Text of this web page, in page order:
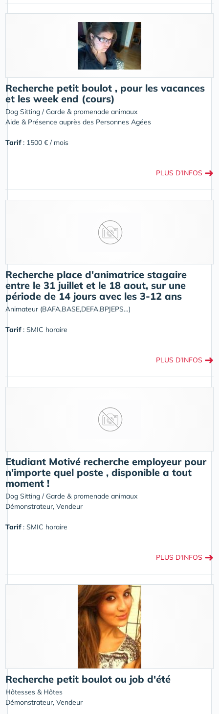
Recherche petit boulot , pour les vacances
et les week end (cours)
Dog Sitting / Garde & promenade animaux
Aide & Présence auprès des Personnes Agées
Tarif: 1500 € / mois
PLUS D'INFOS ➜
Recherche place d'animatrice stagaire
entre le 31 juillet et le 18 aout, sur une
période de 14 jours avec les 3-12 ans
Animateur (BAFA,BASE,DEFA,BPJEPS…)
Tarif: SMIC horaire
PLUS D'INFOS ➜
Etudiant Motivé recherche employeur pour
n'importe quel poste , disponible a tout
moment !
Dog Sitting / Garde & promenade animaux
Démonstrateur, Vendeur
Tarif: SMIC horaire
PLUS D'INFOS ➜
Recherche petit boulot ou job d'été
Hôtesses & Hôtes
Démonstrateur, Vendeur